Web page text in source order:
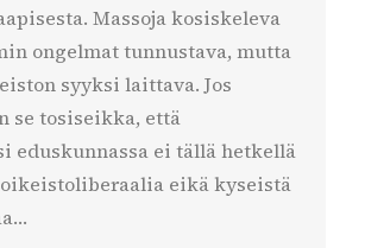
Massoja kosiskeleva
ongelmat tunnustava, mutta
syyksi laittava. Jos
se tosiseikka, että
eduskunnassa ei tällä hetkellä
eikä kyseistä